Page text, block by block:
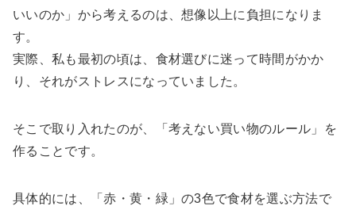
いいのか」から考えるのは、想像以上に負担になりま
す。
実際、私も最初の頃は、食材選びに迷って時間がかか
り、それがストレスになっていました。
そこで取り入れたのが、「考えない買い物のルール」を
作ることです。
具体的には、「赤・黄・緑」の3色で食材を選ぶ方法で